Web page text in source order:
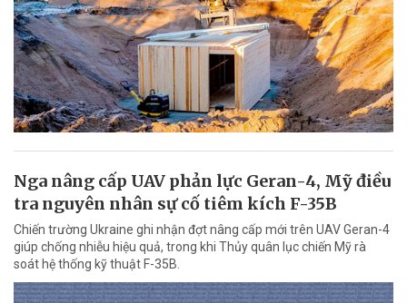
Nga nâng cấp UAV phản lực Geran-4, Mỹ điều
tra nguyên nhân sự cố tiêm kích F-35B
Chiến trường Ukraine ghi nhận đợt nâng cấp mới trên UAV Geran-4
giúp chống nhiễu hiệu quả, trong khi Thủy quân lục chiến Mỹ rà
soát hệ thống kỹ thuật F-35B.